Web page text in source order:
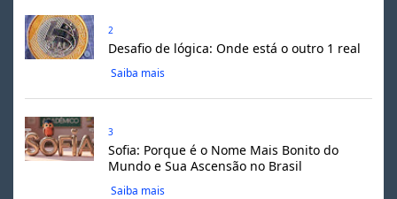
2
Desafio de lógica: Onde está o outro 1 real
Saiba mais
3
Sofia: Porque é o Nome Mais Bonito do
Mundo e Sua Ascensão no Brasil
Saiba mais